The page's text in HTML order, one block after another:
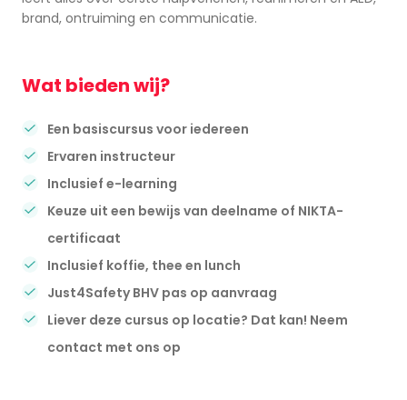
brand, ontruiming en communicatie.
Wat bieden wij?
Een basiscursus voor iedereen
Ervaren instructeur
Inclusief e-learning
Keuze uit een bewijs van deelname of NIKTA-
certificaat
Inclusief koffie, thee en lunch
Just4Safety BHV pas op aanvraag
Liever deze cursus op locatie? Dat kan! Neem
contact met ons op